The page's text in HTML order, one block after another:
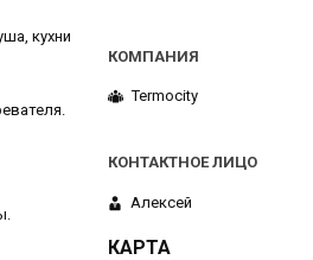
кухни
Termocity
Алексей
КАРТА